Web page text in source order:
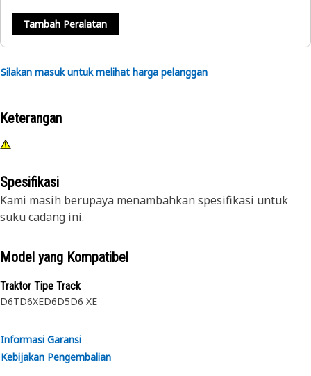
Tambah Peralatan
Silakan masuk untuk melihat harga pelanggan
Keterangan
Spesifikasi
Kami masih berupaya menambahkan spesifikasi untuk
suku cadang ini.
Model yang Kompatibel
Traktor Tipe Track
D6TD6XED6D5D6 XE
Informasi Garansi
Kebijakan Pengembalian